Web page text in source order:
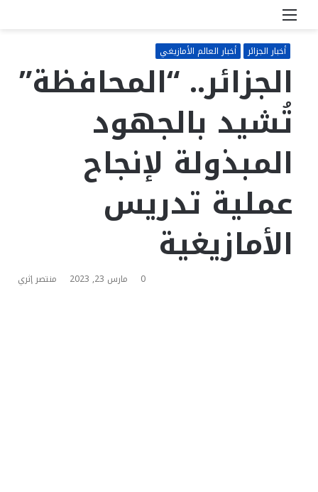
أخبار الجزائر أخبار العالم الأمازيغي
الجزائر.. “المحافظة”
تُشيد بالجهود
المبذولة لإنجاح
عملية تدريس
الأمازيغية
منتصر إثري مارس 23, 2023 0